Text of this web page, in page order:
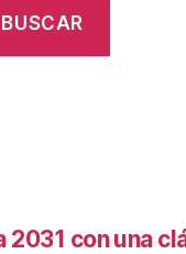
BUSCAR
2031 con una